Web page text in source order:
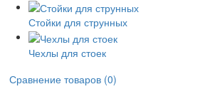
Стойки для струнных
Чехлы для стоек
Сравнение товаров (0)